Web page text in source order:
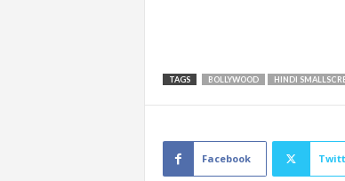
TAGS BOLLYWOOD HINDI
Facebook